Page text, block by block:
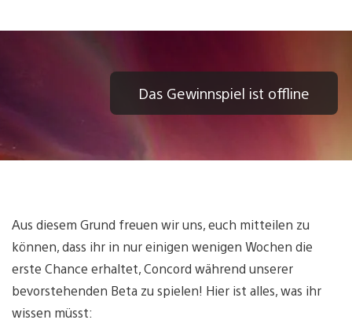
Das Gewinnspiel ist offline
Aus diesem Grund freuen wir uns, euch mitteilen zu
können, dass ihr in nur einigen wenigen Wochen die
erste Chance erhaltet, Concord während unserer
bevorstehenden Beta zu spielen! Hier ist alles, was ihr
wissen müsst: